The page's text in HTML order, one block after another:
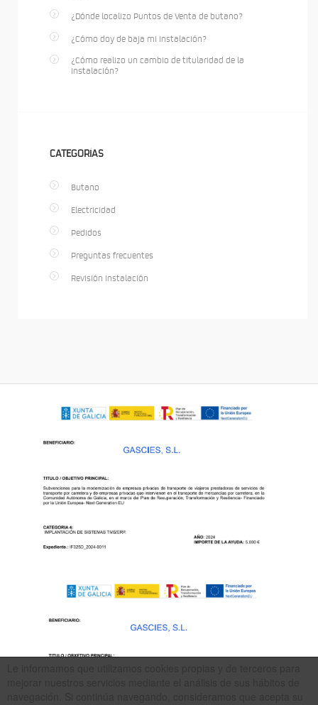
¿Dónde localizo Puntos de Venta de butano?
¿Cómo doy de baja mi instalación?
¿Cómo realizo un cambio de titularidad de la
instalación?
CATEGORÍAS
Butano
Electricidad
Pedidos
Preguntas frecuentes
Revisión instalación